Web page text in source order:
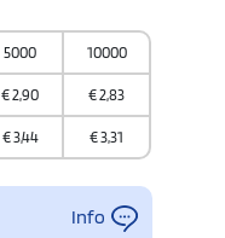
5000 10000
€2,90 €2,83
€3,44 €3,31
Info